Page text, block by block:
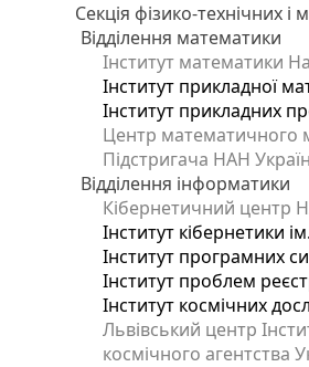
Секція фізико-технічних
Відділення математики
Інститут математики
Інститут прикладної
Інститут прикладних
Центр математичного
Підстригача НАН
Відділення інформатики
Кібернетичний центр
Інститут кібернетики
Інститут програмних
Інститут проблем
Інститут космічних
Львівський центр
космічного агентства